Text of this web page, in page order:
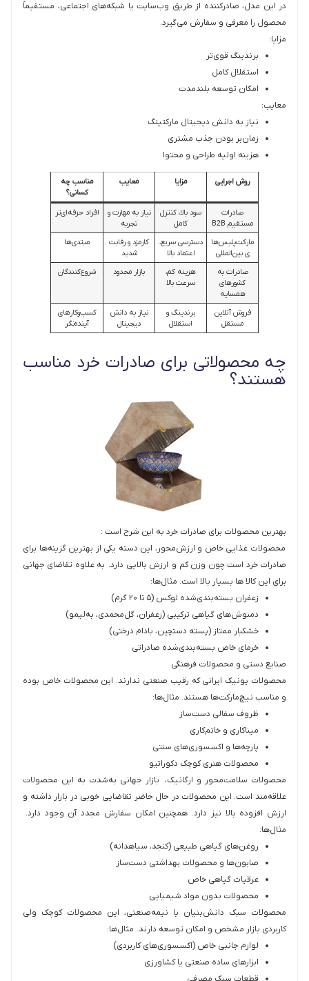
در این مدل، صادرکننده از طریق وب‌سایت یا شبکه‌های اجتماعی، مستقیماً
محصول را معرفی و سفارش می‌گیرد.
مزایا:
برندینگ قوی‌تر
استقلال کامل
امکان توسعه بلندمدت
معایب:
نیاز به دانش دیجیتال مارکتینگ
زمان‌بر بودن جذب مشتری
هزینه اولیه طراحی و محتوا
روش اجرایی مزایا معایب
مناسب چه
کسانی؟
صادرات
مستقیم B2B
سود بالا، کنترل
کامل
نیاز به مهارت و
تجربه
افراد حرفه‌ای‌تر
مارکت‌پلیس‌ها
ی بین‌المللی
دسترسی سریع،
اعتماد بالا
کارمزد و رقابت
شدید
مبتدی‌ها
صادرات به
کشورهای
همسایه
هزینه کم،
سرعت بالا
بازار محدود شروع‌کنندگان
فروش آنلاین
مستقل
برندینگ و
استقلال
نیاز به دانش
دیجیتال
کسب‌وکارهای
آینده‌نگر
چه محصولاتی برای صادرات خرد مناسب
هستند؟
بهترین محصولات برای صادرات خرد به این شرح است :
محصولات غذایی خاص و ارزش‌محور، این دسته یکی از بهترین گزینه‌ها برای
صادرات خرد است چون وزن کم و ارزش بالایی دارد. به علاوه تقاضای جهانی
برای این کالا ها بسیار بالا است. مثال‌ها:
زعفران بسته‌بندی‌شده لوکس (۵ تا ۲۰ گرم)
دمنوش‌های گیاهی ترکیبی (زعفران، گل‌محمدی، به‌لیمو)
خشکبار ممتاز (پسته دستچین، بادام درختی)
خرمای خاص بسته‌بندی‌شده صادراتی
صنایع دستی و محصولات فرهنگی
محصولات یونیک ایرانی که رقیب صنعتی ندارند. این محصولات خاص بوده
و مناسب نیچ‌مارکت‌ها هستند. مثال‌ها:
ظروف سفالی دست‌ساز
میناکاری و خاتم‌کاری
پارچه‌ها و اکسسوری‌های سنتی
محصولات هنری کوچک دکوراتیو
محصولات سلامت‌محور و ارگانیک، بازار جهانی به‌شدت به این محصولات
علاقه‌مند است. این محصولات در حال حاضر تقاضایی خوبی در بازار داشته و
ارزش افزوده بالا نیز دارد. همچنین امکان سفارش مجدد آن وجود دارد.
مثال‌ها:
روغن‌های گیاهی طبیعی (کنجد، سیاهدانه)
صابون‌ها و محصولات بهداشتی دست‌ساز
عرقیات گیاهی خاص
محصولات بدون مواد شیمیایی
محصولات سبک دانش‌بنیان یا نیمه‌صنعتی، این محصولات کوچک ولی
کاربردی.بازار مشخص و امکان توسعه دارند. مثال‌ها:
لوازم جانبی خاص (اکسسوری‌های کاربردی)
ابزارهای ساده صنعتی یا کشاورزی